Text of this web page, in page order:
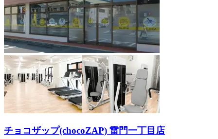
チョコザップ(chocoZAP) 雷門一丁目店